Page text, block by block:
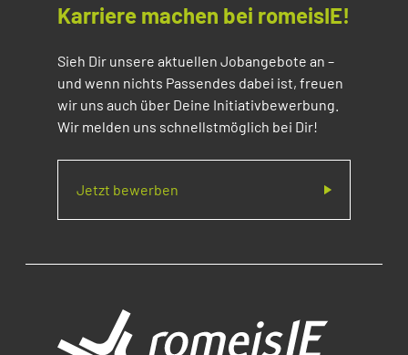
Karriere machen bei romeisIE!
Sieh Dir unsere aktuellen Jobangebote an –
und wenn nichts Passendes dabei ist, freuen
wir uns auch über Deine Initiativbewerbung.
Wir melden uns schnellstmöglich bei Dir!
Jetzt bewerben